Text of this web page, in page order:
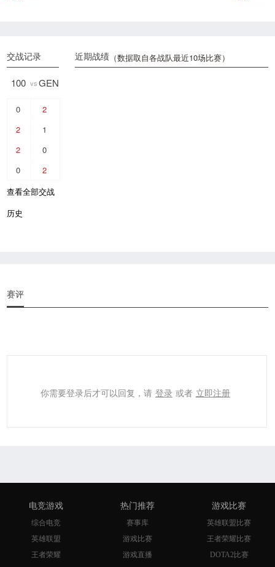
近期战绩（数据取自各战队最近10场比赛）
交战记录
100 vs GEN
0
2
2
1
2
0
0
2
查看全部交战
历史
赛评
你需要登录后才可以回复，请 登录 或者 立即注册
电竞游戏
综合电竞
英雄联盟
王者荣耀
热门推荐
赛事库
游戏比赛
游戏直播
游戏比赛
英雄联盟比赛
王者荣耀比赛
DOTA2比赛